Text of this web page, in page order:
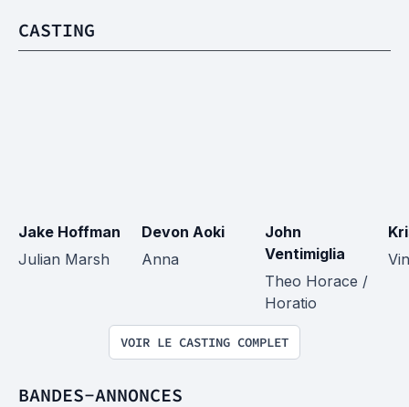
CASTING
Jake Hoffman
Julian Marsh
Devon Aoki
Anna
John
Ventimiglia
Theo Horace /
Horatio
VOIR LE CASTING COMPLET
BANDES-ANNONCES